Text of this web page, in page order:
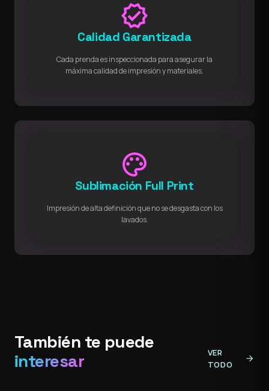
verified
Calidad Garantizada
Cada prenda es inspeccionada para asegurar la
máxima calidad de impresión y materiales.
palette
Sublimación Full Print
Impresión de alta definición que no se desgasta con los
lavados.
También te puede
interesar
VER
TODO
arrow_forward